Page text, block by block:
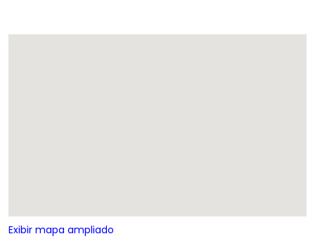
Exibir mapa ampliado